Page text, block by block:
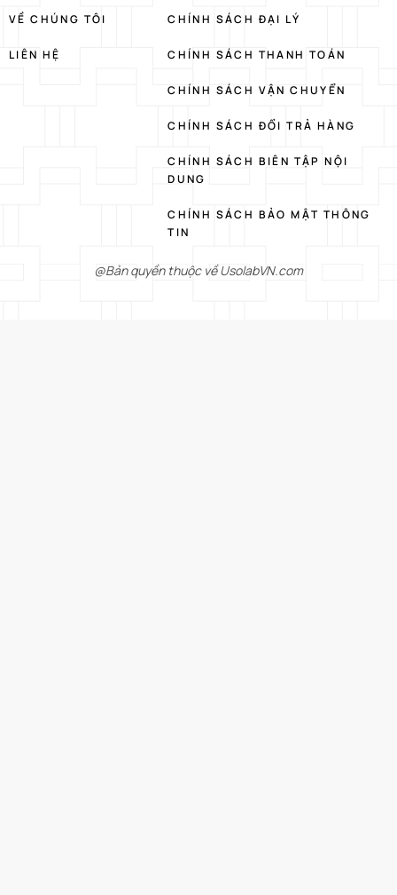
VỀ CHÚNG TÔI
LIÊN HỆ
CHÍNH SÁCH ĐẠI LÝ
CHÍNH SÁCH THANH TOÁN
CHÍNH SÁCH VẬN CHUYỂN
CHÍNH SÁCH ĐỔI TRẢ HÀNG
CHÍNH SÁCH BIÊN TẬP NỘI
DUNG
CHÍNH SÁCH BẢO MẬT THÔNG
TIN
@Bản quyền thuộc về UsolabVN.com